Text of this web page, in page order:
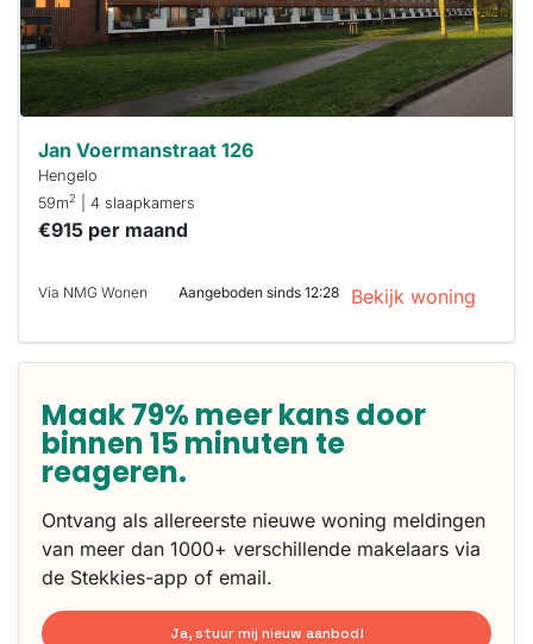
reageren.
Stekkies helpt
je hierbij!
Jan Voermanstraat 126
Hengelo
59m2 | 4 slaapkamers
€915 per maand
Via NMG Wonen Aangeboden sinds 12:28 Bekijk woning
Maak 79% meer kans door
binnen 15 minuten te
reageren.
Ontvang als allereerste nieuwe woning meldingen
van meer dan 1000+ verschillende makelaars via
de Stekkies-app of email.
Ja, stuur mij nieuw aanbod!